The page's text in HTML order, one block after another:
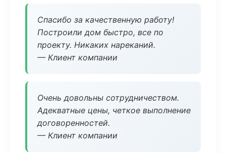
Спасибо за качественную работу!
Построили дом быстро, все по
проекту. Никаких нареканий.
— Клиент компании
Очень довольны сотрудничеством.
Адекватные цены, четкое выполнение
договоренностей.
— Клиент компании